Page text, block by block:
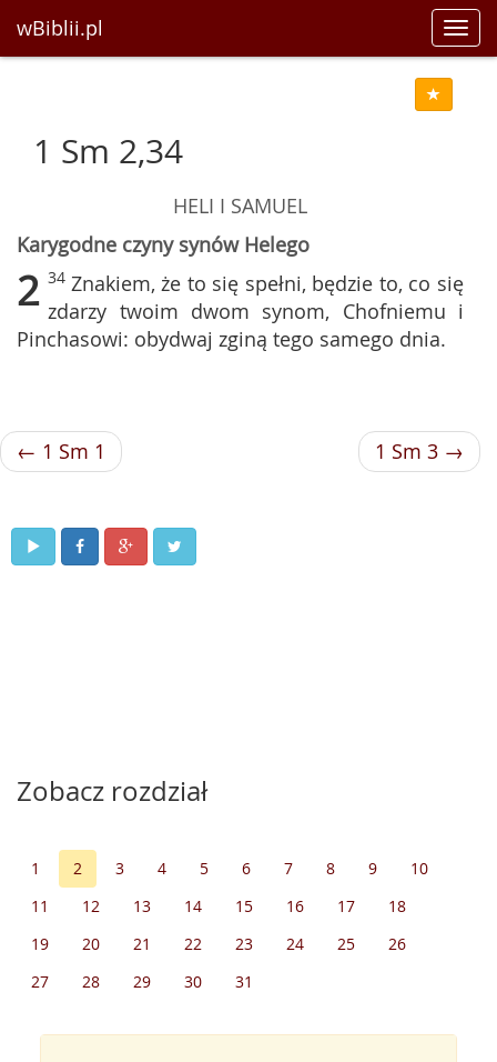
wBiblii.pl
1 Sm 2,34
HELI I SAMUEL
Karygodne czyny synów Helego
2 34 Znakiem, że to się spełni, będzie to, co się
zdarzy twoim dwom synom, Chofniemu i
Pinchasowi: obydwaj zginą tego samego dnia.
← 1 Sm 1 1 Sm 3 →
Zobacz rozdział
1 2 3 4 5 6 7 8 9
10
11
12 13 14 15 16 17
18
19
20 21 22 23 24 25
26
27
28 29 30 31